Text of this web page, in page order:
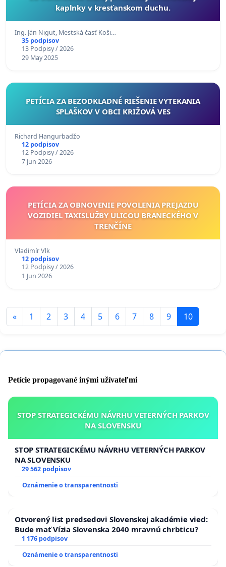
kaplnky v kresťanskom duchu.
Ing. Ján Nigut, Mestská časť Koši…
35 podpisov
13 Podpisy / 2026
29 May 2025
PETÍCIA ZA BEZODKLADNÉ RIEŠENIE VYTEKANIA
SPLAŠKOV V OBCI KRIŽOVÁ VES
Richard Hangurbadžo
12 podpisov
12 Podpisy / 2026
7 Jun 2026
PETÍCIA ZA OBNOVENIE POVOLENIA PREJAZDU
VOZIDIEL TAXISLUŽBY ULICOU BRANECKÉHO V
TRENČÍNE
Vladimír Vlk
12 podpisov
12 Podpisy / 2026
1 Jun 2026
« 1 2 3 4 5 6 7 8 9 10
Petície propagované inými užívateľmi
STOP STRATEGICKÉMU NÁVRHU VETERNÝCH PARKOV
NA SLOVENSKU
STOP STRATEGICKÉMU NÁVRHU VETERNÝCH PARKOV
NA SLOVENSKU
29 562 podpisov
Oznámenie o transparentnosti
Otvorený list predsedovi Slovenskej akadémie vied:
Bude mať Vízia Slovenska 2040 mravnú chrbticu?
1 176 podpisov
Oznámenie o transparentnosti